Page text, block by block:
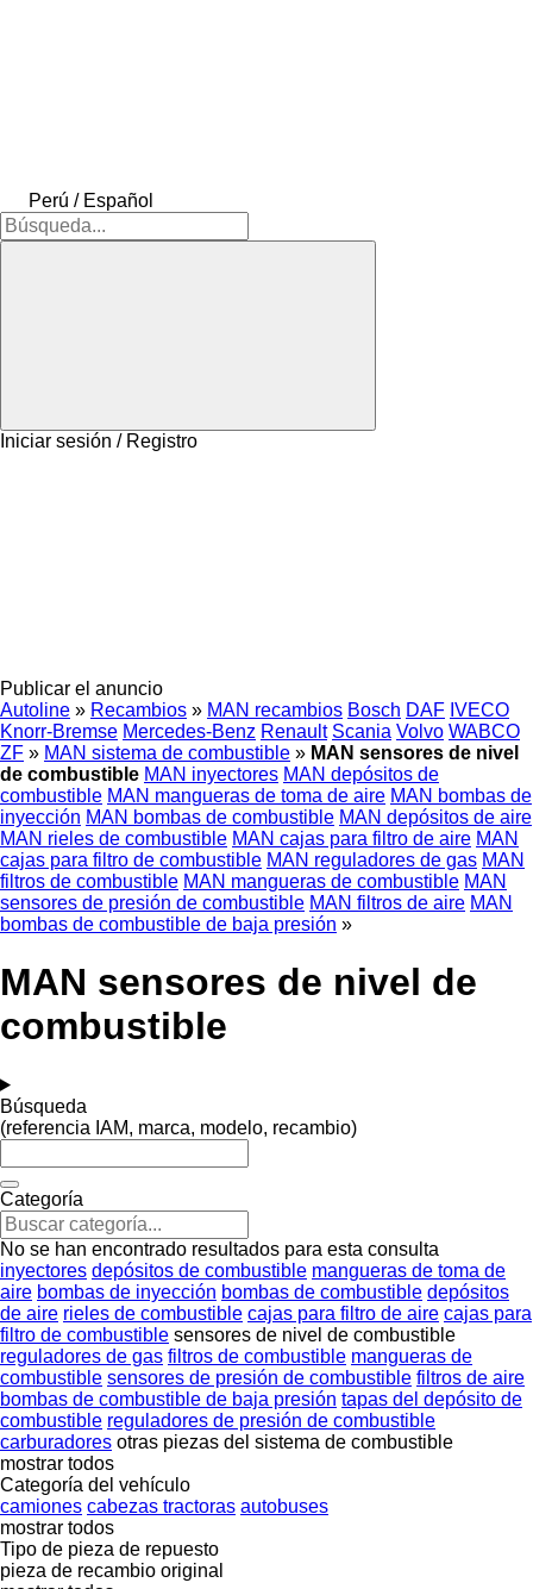
Perú / Español
Iniciar sesión / Registro
Publicar el anuncio
Autoline » Recambios » MAN recambios Bosch DAF IVECO
Knorr-Bremse Mercedes-Benz Renault Scania Volvo WABCO
ZF » MAN sistema de combustible » MAN sensores de nivel
de combustible MAN inyectores MAN depósitos de
combustible MAN mangueras de toma de aire MAN bombas de
inyección MAN bombas de combustible MAN depósitos de aire
MAN rieles de combustible MAN cajas para filtro de aire MAN
cajas para filtro de combustible MAN reguladores de gas MAN
filtros de combustible MAN mangueras de combustible MAN
sensores de presión de combustible MAN filtros de aire MAN
bombas de combustible de baja presión »
MAN sensores de nivel de
combustible
Búsqueda
(referencia IAM, marca, modelo, recambio)
Categoría
No se han encontrado resultados para esta consulta
inyectores depósitos de combustible mangueras de toma de
aire bombas de inyección bombas de combustible depósitos
de aire rieles de combustible cajas para filtro de aire cajas para
filtro de combustible sensores de nivel de combustible
reguladores de gas filtros de combustible mangueras de
combustible sensores de presión de combustible filtros de aire
bombas de combustible de baja presión tapas del depósito de
combustible reguladores de presión de combustible
carburadores otras piezas del sistema de combustible
mostrar todos
Categoría del vehículo
camiones cabezas tractoras autobuses
mostrar todos
Tipo de pieza de repuesto
pieza de recambio original